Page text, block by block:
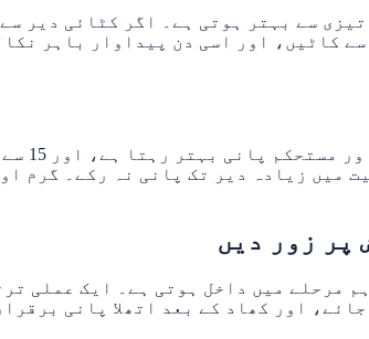
سے بہتر ہوتی ہے۔ اگر کٹائی دیر
کاٹیں، اور اسی دن پیداوار باہر
میں زیادہ دیر تک پانی نہ رکے۔ گرم
تقریباً 10 دن بعد مزید 20 سے 30 کلو فی مو دی جائے، اور